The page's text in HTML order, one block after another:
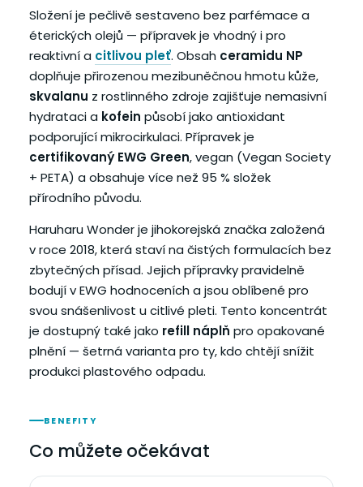
Složení je pečlivě sestaveno bez parfémace a
éterických olejů — přípravek je vhodný i pro
reaktivní a citlivou pleť. Obsah ceramidu NP
doplňuje přirozenou mezibuněčnou hmotu kůže,
skvalanu z rostlinného zdroje zajišťuje nemasivní
hydrataci a kofein působí jako antioxidant
podporující mikrocirkulaci. Přípravek je
certifikovaný EWG Green, vegan (Vegan Society
+ PETA) a obsahuje více než 95 % složek
přírodního původu.
Haruharu Wonder je jihokorejská značka založená
v roce 2018, která staví na čistých formulacích bez
zbytečných přísad. Jejich přípravky pravidelně
bodují v EWG hodnoceních a jsou oblíbené pro
svou snášenlivost u citlivé pleti. Tento koncentrát
je dostupný také jako refill náplň pro opakované
plnění — šetrná varianta pro ty, kdo chtějí snížit
produkci plastového odpadu.
BENEFITY
Co můžete očekávat